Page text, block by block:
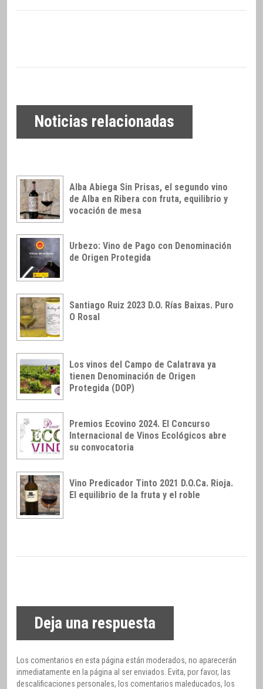
Noticias relacionadas
Alba Abiega Sin Prisas, el segundo vino
de Alba en Ribera con fruta, equilibrio y
vocación de mesa
Urbezo: Vino de Pago con Denominación
de Origen Protegida
Santiago Ruiz 2023 D.O. Rías Baixas. Puro
O Rosal
Los vinos del Campo de Calatrava ya
tienen Denominación de Origen
Protegida (DOP)
Premios Ecovino 2024. El Concurso
Internacional de Vinos Ecológicos abre
su convocatoria
Vino Predicador Tinto 2021 D.O.Ca. Rioja.
El equilibrio de la fruta y el roble
Deja una respuesta
Los comentarios en esta página están moderados, no aparecerán
inmediatamente en la página al ser enviados. Evita, por favor, las
descalificaciones personales, los comentarios maleducados, los